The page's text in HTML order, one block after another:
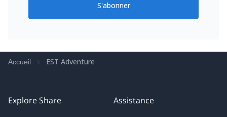
S'abonner
Accueil EST Adventure
Explore Share Assistance